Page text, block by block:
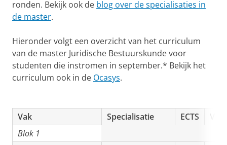
ronden. Bekijk ook de blog over de specialisaties in
de master.
Hieronder volgt een overzicht van het curriculum
van de master Juridische Bestuurskunde voor
studenten die instromen in september.* Bekijk het
curriculum ook in de Ocasys.
Vak Specialisatie ECTS
Blok 1